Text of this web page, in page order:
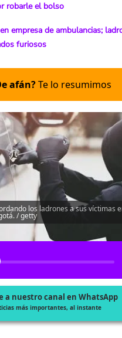
robarle el bolso
empresa de ambulancias;
furiosos
afán?Te lo resumimos
los ladrones a sus víctimas
/ getty
Escucha el artículo
a nuestro canal en WhatsApp
más importantes, al instante